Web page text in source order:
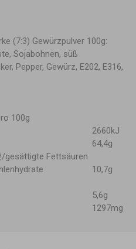
(7:3) Gewürzpulver 100g:
Sojabohnen, süß
Pepper, Gewürz, E202, E316,
100g
2660kJ
64,4g
gesättigte Fettsäuren
10,7g
5,6g
1297mg